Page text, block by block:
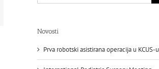
Novosti
Prva robotski asistirana operacija u KCUS-u